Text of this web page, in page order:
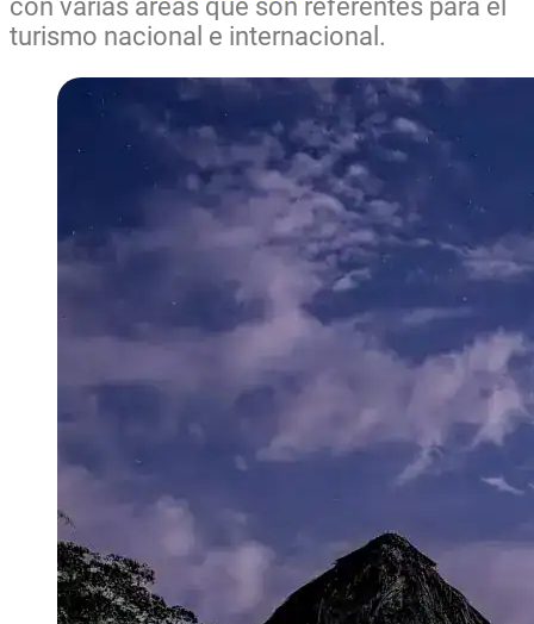
con varias áreas que son referentes para el
turismo nacional e internacional.